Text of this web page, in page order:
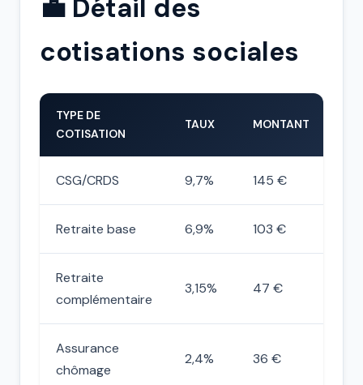
💼 Détail des
cotisations sociales
TYPE DE
COTISATION
TAUX MONTANT
CSG/CRDS 9,7% 145 €
Retraite base 6,9% 103 €
Retraite
complémentaire
3,15% 47 €
Assurance
chômage
2,4% 36 €